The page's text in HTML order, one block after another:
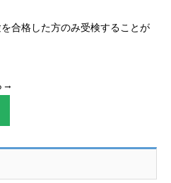
合格した方のみ受検することが
→